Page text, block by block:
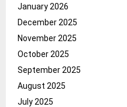
January 2026
December 2025
November 2025
October 2025
September 2025
August 2025
July 2025